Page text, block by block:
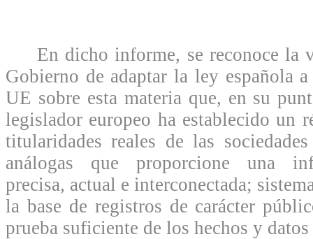
En dicho informe, se reconoce la
Gobierno de adaptar la ley española
UE sobre esta materia que, en su
legislador europeo ha establecido un
titularidades reales de las
análogas que proporcione una
precisa, actual e interconectada;
la base de registros de carácter
prueba suficiente de los hechos y